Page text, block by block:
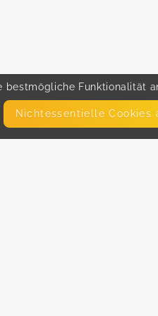
bestmögliche Funktionalität
Nicht­essentielle Cookies